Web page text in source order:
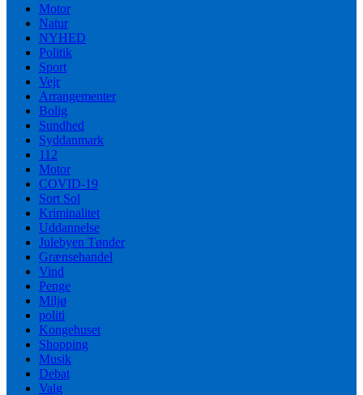
Motor
Natur
NYHED
Politik
Sport
Vejr
Arrangementer
Bolig
Sundhed
Syddanmark
112
Motor
COVID-19
Sort Sol
Kriminalitet
Uddannelse
Julebyen Tønder
Grænsehandel
Vind
Penge
Miljø
politi
Kongehuset
Shopping
Musik
Debat
Valg